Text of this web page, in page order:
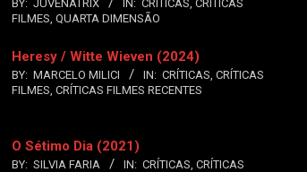
BY: JUVENATRIX IN: CRÍTICAS, CRÍTICAS
FILMES, QUARTA DIMENSÃO
Heresy / Witte Wieven (2024)
BY: MARCELO MILICI IN: CRÍTICAS, CRÍTICAS
FILMES, CRÍTICAS FILMES RECENTES
O Sétimo Dia (2021)
BY: SILVIA FARIA IN: CRÍTICAS, CRÍTICAS